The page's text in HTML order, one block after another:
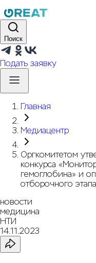
Поиск
Подать заявку
Главная
Медиацентр
Оргкомитетом
конкурса
гемоглобина» и
отборочного
новости
медицина
НТИ
14.11.2023